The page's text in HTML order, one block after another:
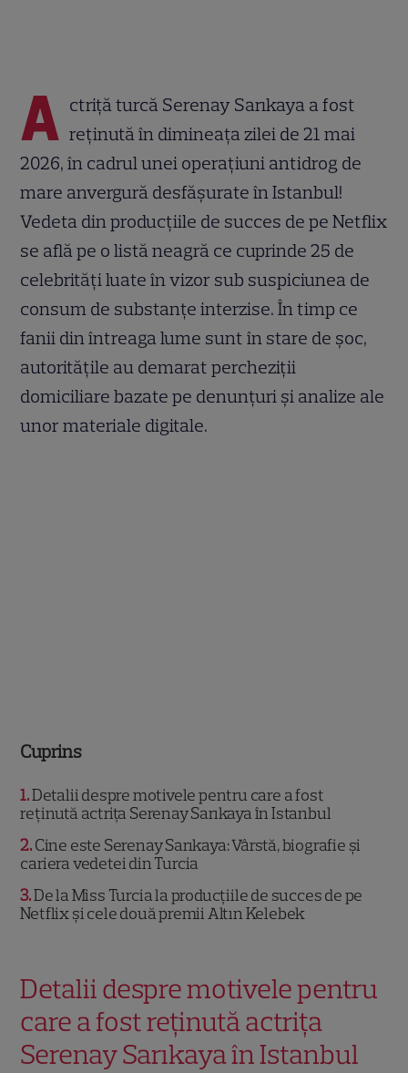
A ctriță turcă Serenay Sarıkaya a fost
reținută în dimineața zilei de 21 mai
2026, în cadrul unei operațiuni antidrog de
mare anvergură desfășurate în Istanbul!
Vedeta din producțiile de succes de pe Netflix
se află pe o listă neagră ce cuprinde 25 de
celebrități luate în vizor sub suspiciunea de
consum de substanțe interzise. În timp ce
fanii din întreaga lume sunt în stare de șoc,
autoritățile au demarat percheziții
domiciliare bazate pe denunțuri și analize ale
unor materiale digitale.
Cuprins
1 Detalii despre motivele pentru care a fost
reținută actrița Serenay Sarıkaya în Istanbul
2 Cine este Serenay Sarıkaya: Vârstă, biografie și
cariera vedetei din Turcia
3 De la Miss Turcia la producțiile de succes de pe
Netflix și cele două premii Altın Kelebek
Detalii despre motivele pentru
care a fost reținută actrița
Serenay Sarıkaya în Istanbul